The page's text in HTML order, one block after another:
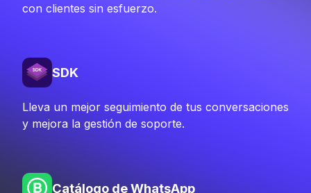
con clientes sin esfuerzo.
SDK
Lleva un mejor seguimiento de tus conversaciones
y mejora la gestión de soporte.
Catálogo de WhatsApp